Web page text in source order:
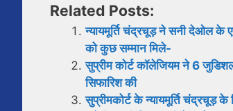
Related Posts:
न्यायमूर्ति चंद्रचूड़ ने सनी देओल के
को कुछ सम्मान मिले-
सुप्रीम कोर्ट कॉलेजियम ने 6
सिफारिश की
सुप्रीमकोर्ट के न्यायमूर्ति चंद्रचूड़ के